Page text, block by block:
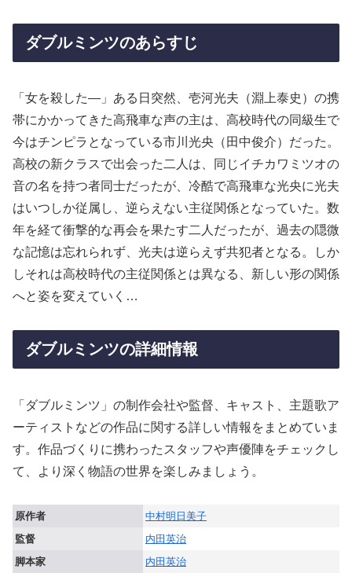
ダブルミンツのあらすじ
「女を殺した―」ある日突然、壱河光夫（淵上泰史）の携
帯にかかってきた高飛車な声の主は、高校時代の同級生で
今はチンピラとなっている市川光央（田中俊介）だった。
高校の新クラスで出会った二人は、同じイチカワミツオの
音の名を持つ者同士だったが、冷酷で高飛車な光央に光夫
はいつしか従属し、逆らえない主従関係となっていた。数
年を経て衝撃的な再会を果たす二人だったが、過去の隠微
な記憶は忘れられず、光夫は逆らえず共犯者となる。しか
しそれは高校時代の主従関係とは異なる、新しい形の関係
へと姿を変えていく…
ダブルミンツの詳細情報
「ダブルミンツ」の制作会社や監督、キャスト、主題歌ア
ーティストなどの作品に関する詳しい情報をまとめていま
す。作品づくりに携わったスタッフや声優陣をチェックし
て、より深く物語の世界を楽しみましょう。
原作者
中村明日美子
監督
内田英治
脚本家
内田英治